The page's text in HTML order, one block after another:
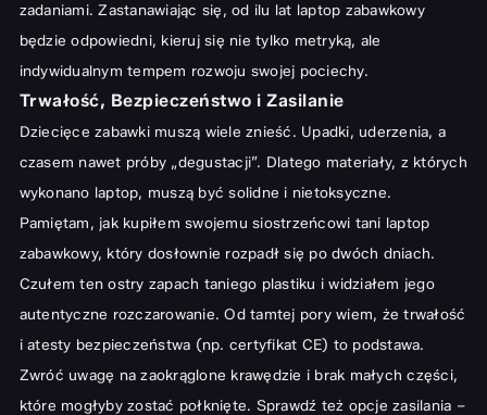
zadaniami. Zastanawiając się, od ilu lat laptop zabawkowy
będzie odpowiedni, kieruj się nie tylko metryką, ale
indywidualnym tempem rozwoju swojej pociechy.
Trwałość, Bezpieczeństwo i Zasilanie
Dziecięce zabawki muszą wiele znieść. Upadki, uderzenia, a
czasem nawet próby „degustacji”. Dlatego materiały, z których
wykonano laptop, muszą być solidne i nietoksyczne.
Pamiętam, jak kupiłem swojemu siostrzeńcowi tani laptop
zabawkowy, który dosłownie rozpadł się po dwóch dniach.
Czułem ten ostry zapach taniego plastiku i widziałem jego
autentyczne rozczarowanie. Od tamtej pory wiem, że trwałość
i atesty bezpieczeństwa (np. certyfikat CE) to podstawa.
Zwróć uwagę na zaokrąglone krawędzie i brak małych części,
które mogłyby zostać połknięte. Sprawdź też opcje zasilania –